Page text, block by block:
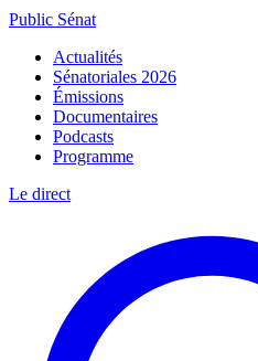
Public Sénat
Actualités
Sénatoriales 2026
Émissions
Documentaires
Podcasts
Programme
Le direct